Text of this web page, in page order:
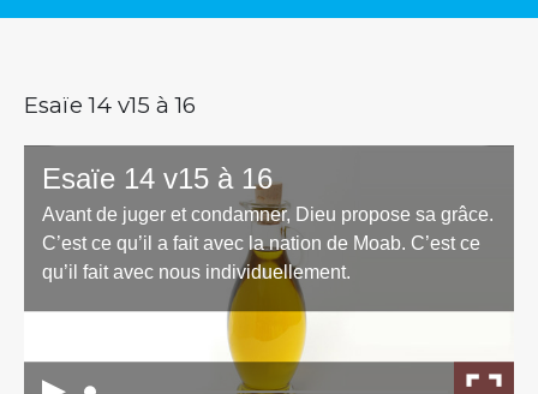
Esaïe 14 v15 à 16